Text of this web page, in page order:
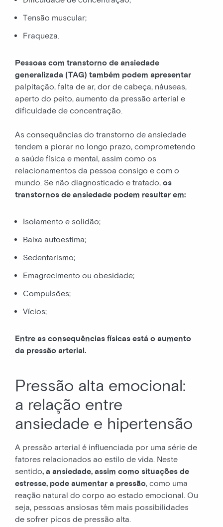
Tensão muscular;
Fraqueza.
Pessoas com transtorno de ansiedade
generalizada (TAG) também podem apresentar
palpitação, falta de ar, dor de cabeça, náuseas,
aperto do peito, aumento da pressão arterial e
dificuldade de concentração.
As consequências do transtorno de ansiedade
tendem a piorar no longo prazo, comprometendo
a saúde física e mental, assim como os
relacionamentos da pessoa consigo e com o
mundo. Se não diagnosticado e tratado, os
transtornos de ansiedade podem resultar em:
Isolamento e solidão;
Baixa autoestima;
Sedentarismo;
Emagrecimento ou obesidade;
Compulsões;
Vícios;
Entre as consequências físicas está o aumento
da pressão arterial.
Pressão alta emocional:
a relação entre
ansiedade e hipertensão
A pressão arterial é influenciada por uma série de
fatores relacionados ao estilo de vida. Neste
sentido, a ansiedade, assim como situações de
estresse, pode aumentar a pressão, como uma
reação natural do corpo ao estado emocional. Ou
seja, pessoas ansiosas têm mais possibilidades
de sofrer picos de pressão alta.